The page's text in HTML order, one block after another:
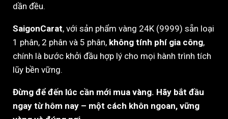
dần đều.
SaigonCarat, với sản phẩm vàng 24K (9999) sẵn loại
1 phân, 2 phân và 5 phân, không tính phí gia công,
chính là bước khởi đầu hợp lý cho mọi hành trình tích
lũy bền vững.
Đừng để đến lúc cần mới mua vàng. Hãy bắt đầu
ngay từ hôm nay – một cách khôn ngoan, vững